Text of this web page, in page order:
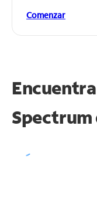
Comenzar